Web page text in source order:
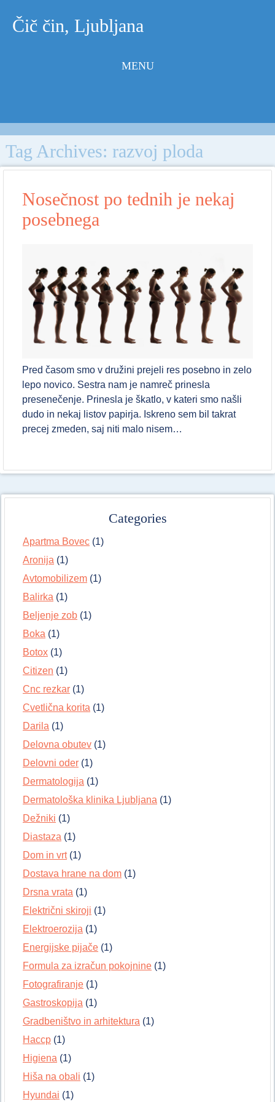
Čič čin, Ljubljana
MENU
Tag Archives: razvoj ploda
Nosečnost po tednih je nekaj
posebnega
Pred časom smo v družini prejeli res posebno in zelo
lepo novico. Sestra nam je namreč prinesla
presenečenje. Prinesla je škatlo, v kateri smo našli
dudo in nekaj listov papirja. Iskreno sem bil takrat
precej zmeden, saj niti malo nisem…
Categories
Apartma Bovec (1)
Aronija (1)
Avtomobilizem (1)
Balirka (1)
Beljenje zob (1)
Boka (1)
Botox (1)
Citizen (1)
Cnc rezkar (1)
Cvetlična korita (1)
Darila (1)
Delovna obutev (1)
Delovni oder (1)
Dermatologija (1)
Dermatološka klinika Ljubljana (1)
Dežniki (1)
Diastaza (1)
Dom in vrt(1)
Dostava hrane na dom (1)
Drsna vrata (1)
Električni skiroji (1)
Elektroerozija (1)
Energijske pijače (1)
Formula za izračun pokojnine (1)
Fotografiranje (1)
Gastroskopija (1)
Gradbeništvo in arhitektura (1)
Haccp (1)
Higiena (1)
Hiša na obali (1)
Hyundai (1)